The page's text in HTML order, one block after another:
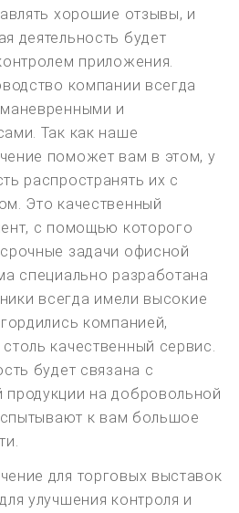
хорошие отзывы, и
деятельность будет
приложения.
компании всегда
и
Так как наше
поможет вам в этом, у
распространять их с
Это качественный
с помощью которого
задачи офисной
специально разработана
всегда имели высокие
компанией,
качественный сервис.
будет связана с
на добровольной
к вам большое
для торговых выставок
улучшения контроля и